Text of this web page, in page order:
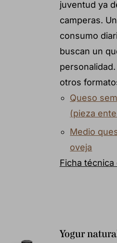
juventud ya
camperas.
consumo
buscan un
otros
Queso
(pieza
Medio
oveja
Ficha
Yogur